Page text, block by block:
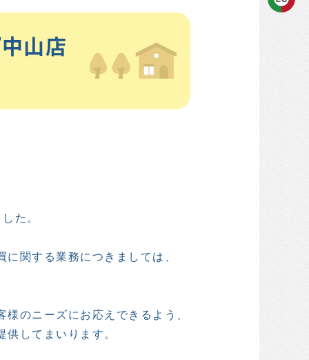
中山店
た。
関する業務につきましては、
のニーズにお応えできるよう、
してまいります。